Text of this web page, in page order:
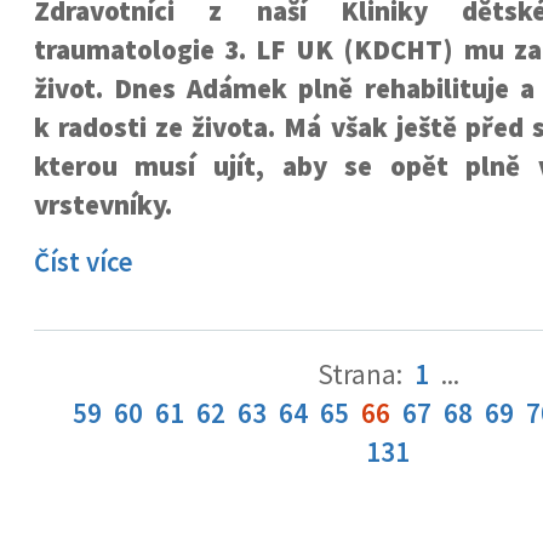
Zdravotníci z naší Kliniky
traumatologie 3. LF UK (KDCHT) mu
život. Dnes Adámek plně rehabilituje
k radosti ze života. Má však ještě před
kterou musí ujít, aby se opět plně
vrstevníky.
Číst více
Strana: 1 ...
59 60 61 62 63 64 65 66 67 68 69
131